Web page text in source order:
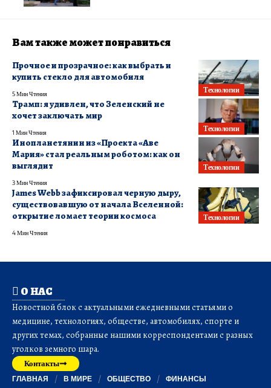
Вам также может понравиться
Технологии
Прочное и прозрачное: как выбрать и
купить стекло для автомобиля
5 Мин Чтения
Технологии
Трамп: я удивлен, что Зеленский не
хочет заключать мир
1 Мин Чтения
Технологии
Инопланетянин из «Проекта «Аве
Мария» стал реальным роботом: как он
выглядит
3 Мин Чтения
Технологии
James Webb зафиксировал черную дыру,
существовавшую от начала Вселенной:
открытие ломает теории космоса
4 Мин Чтения
О НАС
Новостной блок с актуальными ежедневными статьями о
медицине, технологиях, обществе, автомобилях, спорте и
других темах, собранные нашими корреспондентами с разных
уголков земного шара.
Контакты
ГЛАВНАЯ В МИРЕ ОБЩЕСТВО ФИНАНСЫ